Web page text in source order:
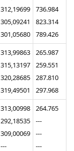
312,19699
305,09241
301,05680
736.984
823.314
789.426
313,99863
315,13197
320,28685
319,49501
265.987
259.551
287.810
297.968
313,00998
292,18535
309,00069
---
264.765
---
---
---